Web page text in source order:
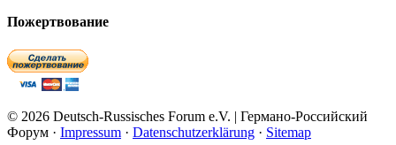
Пожертвование
© 2026 Deutsch-Russisches Forum e.V. | Германо-Российский
Форум · Impressum · Datenschutzerklärung · Sitemap